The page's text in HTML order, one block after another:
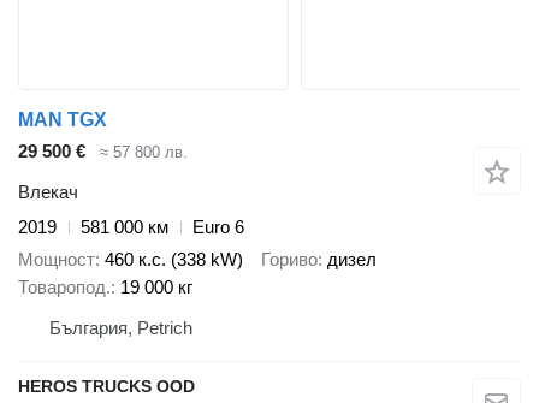
MAN TGX
29 500 €
≈ 57 800 лв.
Влекач
2019
581 000 км
Euro 6
Мощност 460 к.с. (338 kW) Гориво дизел
Товаропод. 19 000 кг
България, Petrich
HEROS TRUCKS OOD